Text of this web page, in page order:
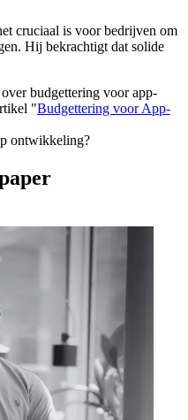
cruciaal is voor bedrijven om
Hij bekrachtigt dat solide
budgettering voor app-
"Budgettering voor App-
ontwikkeling?